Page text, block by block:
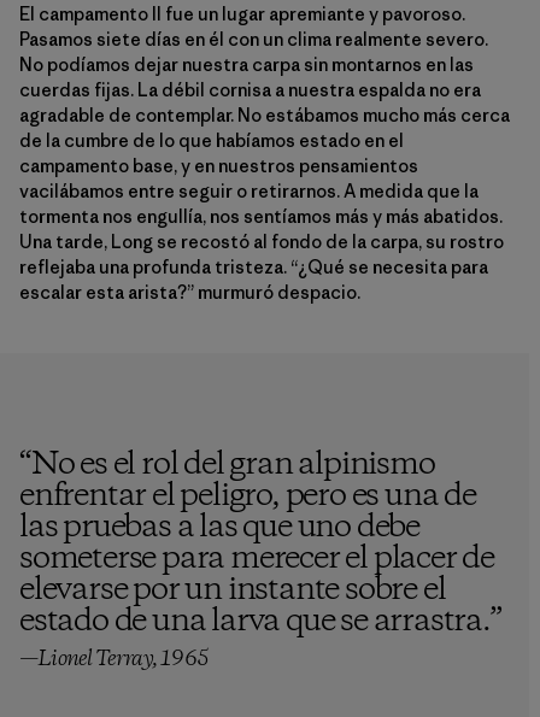
El campamento II fue un lugar apremiante y pavoroso.
Pasamos siete días en él con un clima realmente severo.
No podíamos dejar nuestra carpa sin montarnos en las
cuerdas fijas. La débil cornisa a nuestra espalda no era
agradable de contemplar. No estábamos mucho más cerca
de la cumbre de lo que habíamos estado en el
campamento base, y en nuestros pensamientos
vacilábamos entre seguir o retirarnos. A medida que la
tormenta nos engullía, nos sentíamos más y más abatidos.
Una tarde, Long se recostó al fondo de la carpa, su rostro
reflejaba una profunda tristeza. “¿Qué se necesita para
escalar esta arista?” murmuró despacio.
“No es el rol del gran alpinismo
enfrentar el peligro, pero es una de
las pruebas a las que uno debe
someterse para merecer el placer de
elevarse por un instante sobre el
estado de una larva que se arrastra.”
—Lionel Terray, 1965